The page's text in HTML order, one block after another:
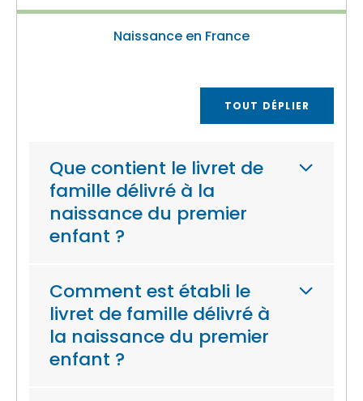
Naissance en France
TOUT DÉPLIER
Que contient le livret de
famille délivré à la
naissance du premier
enfant ?
Comment est établi le
livret de famille délivré à
la naissance du premier
enfant ?